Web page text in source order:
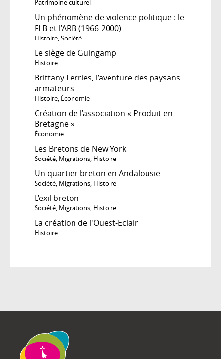
Patrimoine culturel
Un phénomène de violence politique : le
FLB et l’ARB (1966-2000)
Histoire,Société
Le siège de Guingamp
Histoire
Brittany Ferries, l’aventure des paysans
armateurs
Histoire, Économie
Création de l’association « Produit en
Bretagne »
Économie
Les Bretons de New York
Société, Migrations, Histoire
Un quartier breton en Andalousie
Société, Migrations, Histoire
L’exil breton
Société, Migrations, Histoire
La création de l'Ouest-Eclair
Histoire